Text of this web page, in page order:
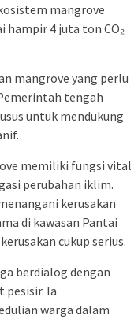
mangrove
hampir 4 juta ton CO₂
mangrove yang perlu
tengah
untuk mendukung
memiliki fungsi vital
perubahan iklim.
kerusakan
di kawasan Pantai
cukup serius.
berdialog dengan
pesisir. Ia
warga dalam